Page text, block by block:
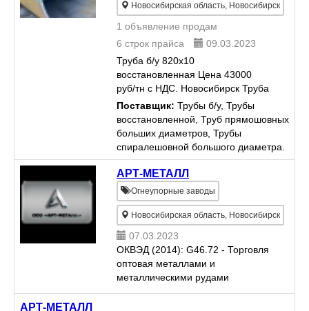
Новосибирская область, Новосибирск
1 объявление продам
6 строк прайса
09.03.2023
Труба б/у 820х10
восстановленная Цена 43000
руб/тн с НДС. Новосибирск Труба
б/у 508х10, 5 восстановленая,
цельнотянутая, из под солярки,
длины от 8 метров 30700 руб/тн с
НДС. Новосибирск Труба б/у...
Поставщик: Трубы б/у, Трубы
восстановленной, Труб прямошовных
больших диаметров, Трубы
спиралешовной большого диаметра.
АРТ-МЕТАЛЛ
Огнеупорные заводы
Новосибирская область, Новосибирск
07.03.2023
ОКВЭД (2014): G46.72 - Торговля
оптовая металлами и
металлическими рудами
АРТ-МЕТАЛЛ